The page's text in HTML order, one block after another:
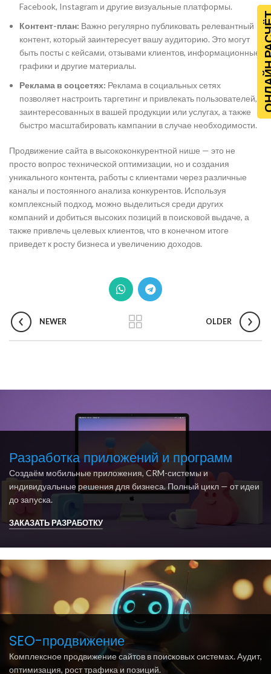
Facebook, Instagram и другие визуальные платформы.
Контент-план: Важно регулярно публиковать релевантный
контент, который заинтересует вашу аудиторию. Это могут
быть посты с кейсами, отзывами клиентов, информационные
графики и другие материалы.
Реклама в соцсетях: Реклама в социальных сетях
позволяет настроить таргетинг и привлекать пользователей,
заинтересованных в вашей продукции или услугах, а также
быстро масштабировать кампании в случае необходимости.
Продвижение сайта в высококонкурентной нише — это не
просто вопрос технической оптимизации, но и создания
уникального контента, работы с клиентами через различные
каналы и постоянного анализа конкурентов. Используя
комплексный подход, можно выделиться среди других
компаний и добиться высоких позиций в поисковой выдаче, а
также привлечь целевых клиентов, что в конечном итоге
приведет к росту бизнеса и увеличению доходов.
NEWER OLDER
Разработка приложений и программ
Создаём мобильные приложения, CRM-системы и
индивидуальные решения для бизнеса. Полный цикл — от идеи
до запуска.
ЗАКАЗАТЬ РАЗРАБОТКУ
SEO-продвижение
Комплексное продвижение сайтов в поисковых системах. Аудит,
оптимизация, рост трафика и позиций.